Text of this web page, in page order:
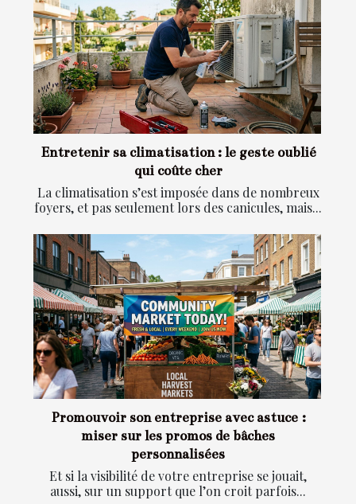
Entretenir sa climatisation : le geste oublié
qui coûte cher
La climatisation s’est imposée dans de nombreux
foyers, et pas seulement lors des canicules, mais...
Promouvoir son entreprise avec astuce :
miser sur les promos de bâches
personnalisées
Et si la visibilité de votre entreprise se jouait,
aussi, sur un support que l’on croit parfois...